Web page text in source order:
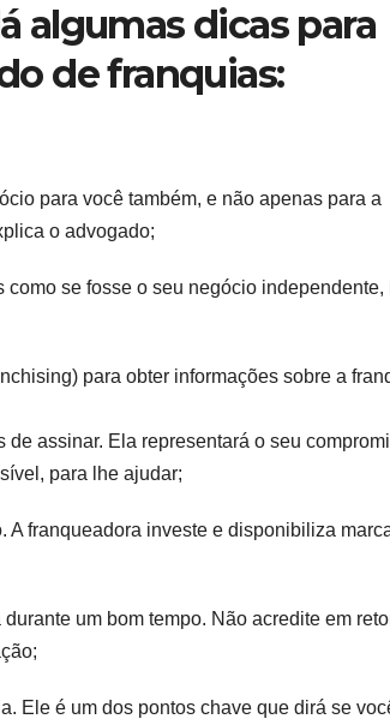
algumas dicas para
de franquias:
para você também, e não apenas para a
o advogado;
se fosse o seu negócio independente,
para obter informações sobre a
assinar. Ela representará o seu
para lhe ajudar;
A franqueadora investe e disponibiliza
um bom tempo. Não acredite em
Ele é um dos pontos chave que dirá se